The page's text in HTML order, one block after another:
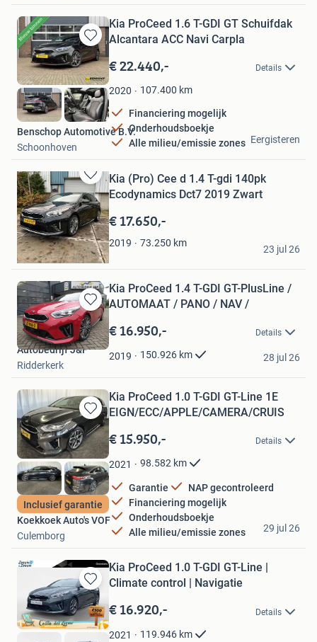
Bewaren
in
Mijn
Favorieten
Kia ProCeed 1.6 T-GDI GT Schuifdak
Alcantara ACC Navi Carpla
€ 22.440,- Details
2020 107.400 km
Financiering mogelijk
Onderhoudsboekje
Alle milieu/emissie zones
Benschop Automotive B.V.
Schoonhoven
Eergisteren
Bewaren
in
Mijn
Favorieten
Kia (Pro) Cee d 1.4 T-gdi 140pk
Ecodynamics Dct7 2019 Zwart
€ 17.650,-
2019 73.250 km
jeroen
Alkmaar
23 jul 26
Bewaren
in
Mijn
Favorieten
Kia ProCeed 1.4 T-GDI GT-PlusLine /
AUTOMAAT / PANO / NAV /
€ 16.950,- Details
2019 150.926 km
Autobedrijf J&F
Ridderkerk
28 jul 26
Bewaren
in
Mijn
Favorieten
Inclusief garantie
Kia ProCeed 1.0 T-GDI GT-Line 1E
EIGN/ECC/APPLE/CAMERA/CRUIS
€ 15.950,- Details
2021 98.582 km
Garantie
NAP gecontroleerd
Financiering mogelijk
Onderhoudsboekje
Alle milieu/emissie zones
Koekkoek Auto's VOF
Culemborg
29 jul 26
Bewaren
in
Mijn
Favorieten
Kia ProCeed 1.0 T-GDI GT-Line |
Climate control | Navigatie
€ 16.920,- Details
2021 119.946 km